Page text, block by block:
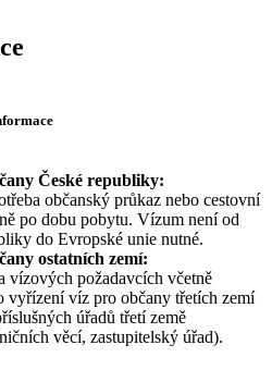
České republiky:
občanský průkaz nebo cestovní
po dobu pobytu. Vízum není od
do Evropské unie nutné.
ostatních zemí:
vízových požadavcích včetně
vyřízení víz pro občany třetích zemí
úřadů třetí země
věcí, zastupitelský úřad).